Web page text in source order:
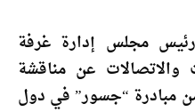
مجلس إدارة غرفة
والاتصالات عن مناقشة
مبادرة “جسور” في دول